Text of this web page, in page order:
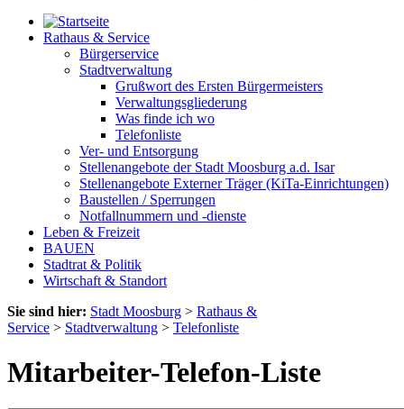
Rathaus & Service
Bürgerservice
Stadtverwaltung
Grußwort des Ersten Bürgermeisters
Verwaltungsgliederung
Was finde ich wo
Telefonliste
Ver- und Entsorgung
Stellenangebote der Stadt Moosburg a.d. Isar
Stellenangebote Externer Träger (KiTa-Einrichtungen)
Baustellen / Sperrungen
Notfallnummern und -dienste
Leben & Freizeit
BAUEN
Stadtrat & Politik
Wirtschaft & Standort
Sie sind hier: Stadt Moosburg > Rathaus &
Service > Stadtverwaltung > Telefonliste
Mitarbeiter-Telefon-Liste